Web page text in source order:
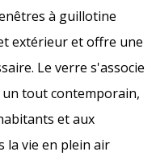
à guillotine
extérieur et offre une
Le verre s'associe
tout contemporain,
et aux
la vie en plein air